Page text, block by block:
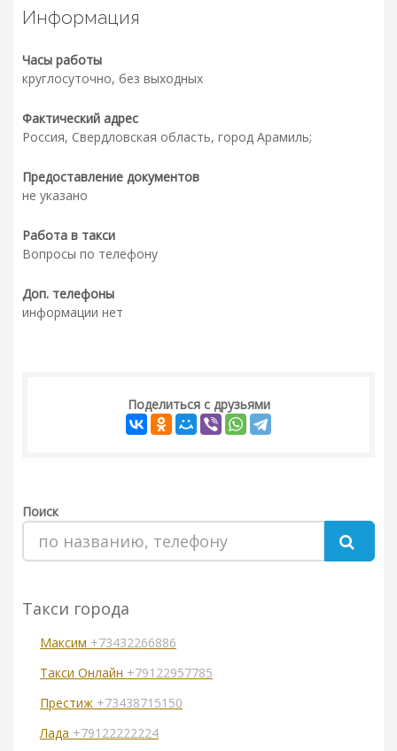
Информация
Часы работы
круглосуточно, без выходных
Фактический адрес
Россия, Свердловская область, город Арамиль;
Предоставление документов
не указано
Работа в такси
Вопросы по телефону
Доп. телефоны
информации нет
Поделиться с друзьями
Поиск
Такси города
Максим +73432266886
Такси Онлайн +79122957785
Престиж +73438715150
Лада +79122222224